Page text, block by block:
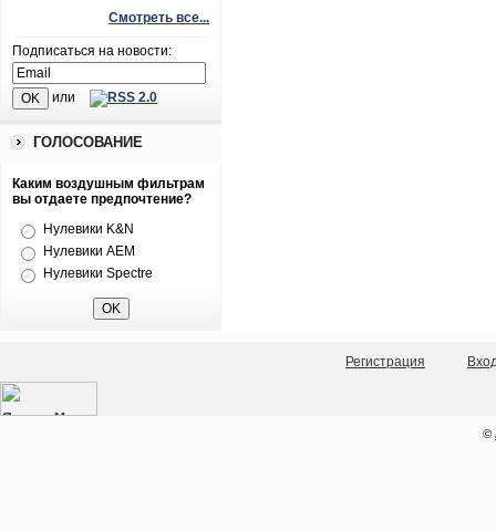
Смотреть все...
Подписаться на новости:
или
ГОЛОСОВАНИЕ
Каким воздушным фильтрам
вы отдаете предпочтение?
Нулевики K&N
Нулевики AEM
Нулевики Spectre
Регистрация
©